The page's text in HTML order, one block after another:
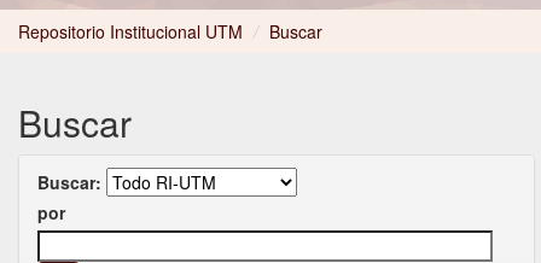
Repositorio Institucional UTM / Buscar
Buscar
Buscar:
por